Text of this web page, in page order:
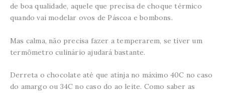
de boa qualidade, aquele que precisa de choque térmico
quando vai modelar ovos de Páscoa e bombons.
Mas calma, não precisa fazer a temperarem, se tiver um
termômetro culinário ajudará bastante.
Derreta o chocolate até que atinja no máximo 40C no caso
do amargo ou 34C no caso do ao leite. Como saber as